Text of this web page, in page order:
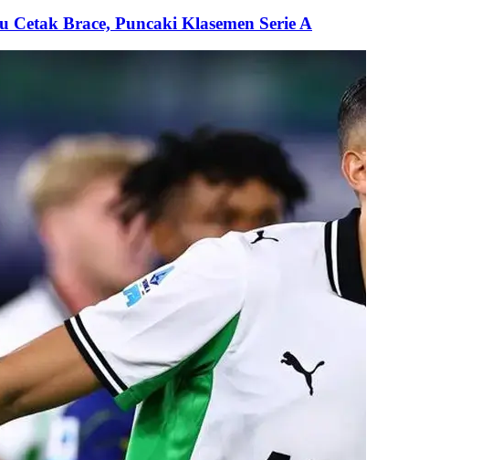
Brace, Puncaki Klasemen Serie A